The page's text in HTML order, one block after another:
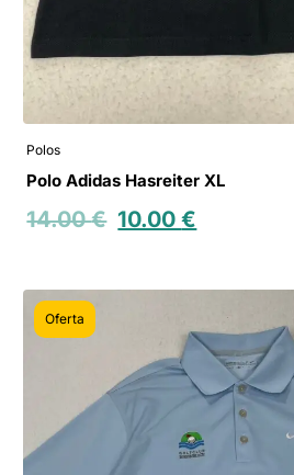
Polos
Polo Adidas Hasreiter XL
14.00€ 10.00€
Oferta